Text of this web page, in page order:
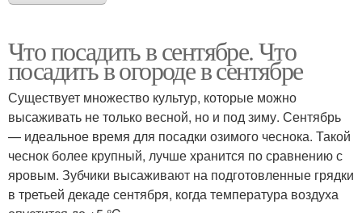
Что посадить в сентябре. Что
посадить в огороде в сентябре
Существует множество культур, которые можно
высаживать не только весной, но и под зиму. Сентябрь
— идеальное время для посадки озимого чеснока. Такой
чеснок более крупный, лучше хранится по сравнению с
яровым. Зубчики высаживают на подготовленные грядки
в третьей декаде сентября, когда температура воздуха